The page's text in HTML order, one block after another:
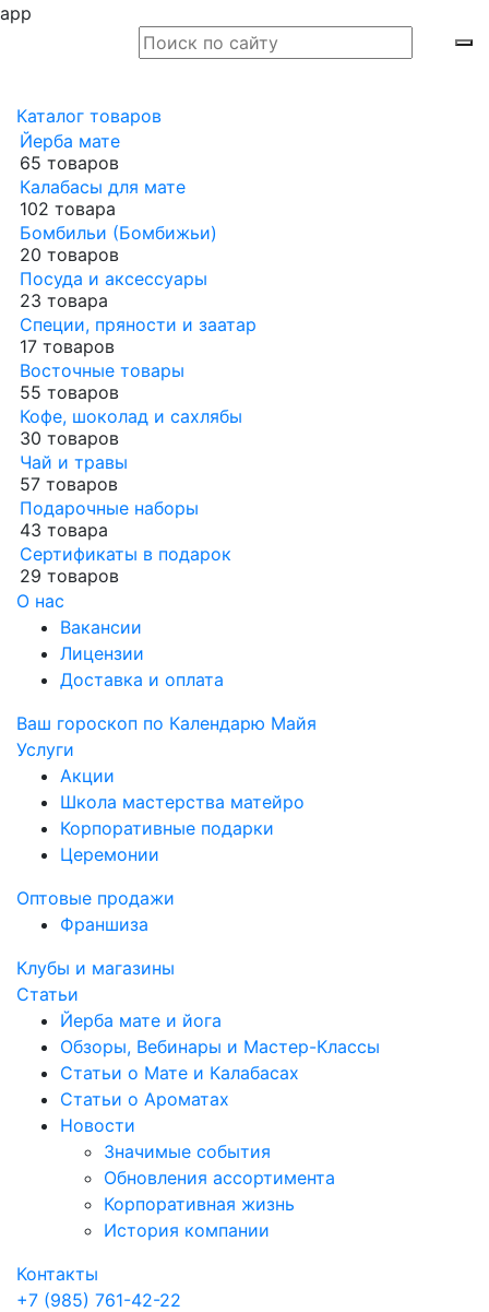
app
Каталог товаров
Йерба мате
65 товаров
Калабасы для мате
102 товара
Бомбильи (Бомбижьи)
20 товаров
Посуда и аксессуары
23 товара
Специи, пряности и заатар
17 товаров
Восточные товары
55 товаров
Кофе, шоколад и сахлябы
30 товаров
Чай и травы
57 товаров
Подарочные наборы
43 товара
Сертификаты в подарок
29 товаров
О нас
Вакансии
Лицензии
Доставка и оплата
Ваш гороскоп по Календарю Майя
Услуги
Акции
Школа мастерства матейро
Корпоративные подарки
Церемонии
Оптовые продажи
Франшиза
Клубы и магазины
Статьи
Йерба мате и йога
Обзоры, Вебинары и Мастер-Классы
Статьи о Мате и Калабасах
Статьи о Ароматах
Новости
Значимые события
Обновления ассортимента
Корпоративная жизнь
История компании
Контакты
+7 (985) 761-42-22